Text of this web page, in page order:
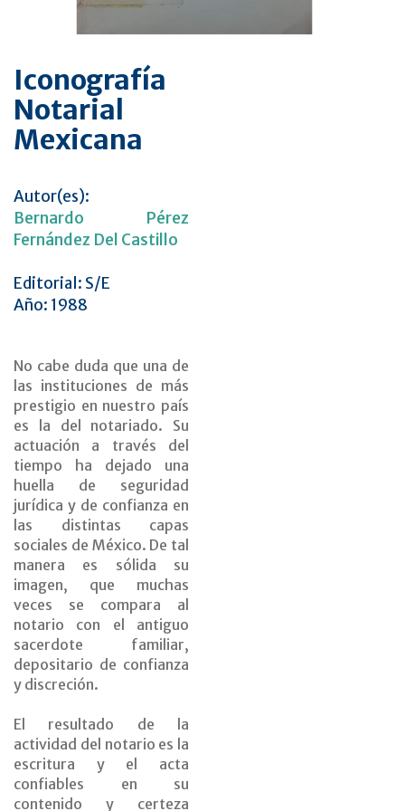
Iconografía
Notarial
Mexicana
Autor(es):
Bernardo Pérez
Fernández Del Castillo
Editorial: S/E
Año: 1988
No cabe duda que una de
las instituciones de más
prestigio en nuestro país
es la del notariado. Su
actuación a través del
tiempo ha dejado una
huella de seguridad
jurídica y de confianza en
las distintas capas
sociales de México. De tal
manera es sólida su
imagen, que muchas
veces se compara al
notario con el antiguo
sacerdote familiar,
depositario de confianza
y discreción.
El resultado de la
actividad del notario es la
escritura y el acta
confiables en su
contenido y certeza